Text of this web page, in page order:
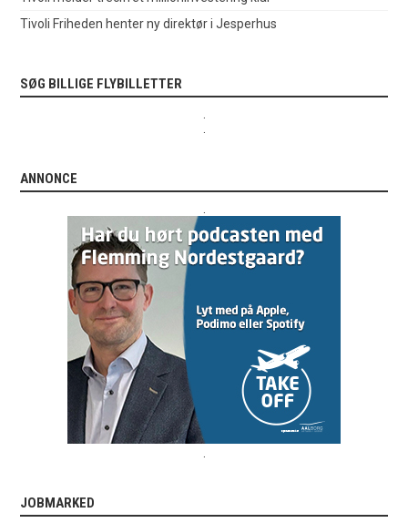
Tivoli Friheden henter ny direktør i Jesperhus
SØG BILLIGE FLYBILLETTER
ANNONCE
JOBMARKED